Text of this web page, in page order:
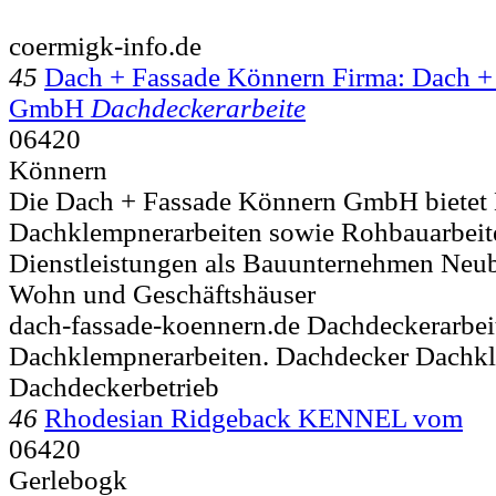
coermigk-info.de
45 Dach + Fassade Könnern Firma: Dach
GmbH Dachdeckerarbeite
06420
Könnern
Die Dach + Fassade Könnern GmbH
Dachklempnerarbeiten sowie
Dienstleistungen als Bauunternehmen
Wohn und Geschäftshäuser
dach-fassade-koennern.de
Dachklempnerarbeiten. Dachdecker
Dachdeckerbetrieb
46 Rhodesian Ridgeback KENNEL vom
06420
Gerlebogk